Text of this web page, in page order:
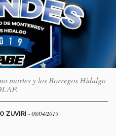
martes y los Borregos Hidalgo
ZUVIRI - 08/04/2019